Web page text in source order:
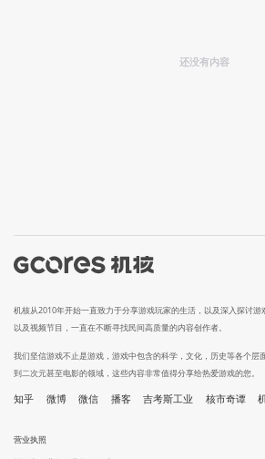
还没有内容
机核从2010年开始一直致力于分享游戏玩家的生活，以及深入探讨
以及视频节目，一直在不断寻找民间高质量的内容创作者。
我们坚信游戏不止是游戏，游戏中包含的科学，文化，历史等各个层
到二次元甚至电影的领域，这些内容非常值得分享给热爱游戏的您。
知乎 微博 微信 播客 吉考斯工业 核市奇谭
营业执照